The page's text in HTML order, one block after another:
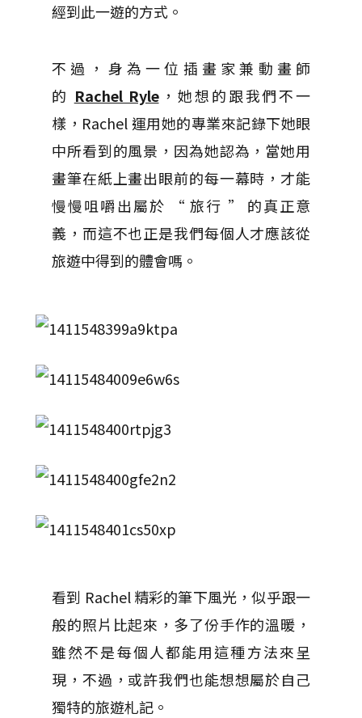
經到此一遊的方式。
不過，身為一位插畫家兼動畫師
的 Rachel Ryle，她想的跟我們不一
樣，Rachel 運用她的專業來記錄下她眼
中所看到的風景，因為她認為，當她用
畫筆在紙上畫出眼前的每一幕時，才能
慢慢咀嚼出屬於 “ 旅行 ” 的真正意
義，而這不也正是我們每個人才應該從
旅遊中得到的體會嗎。
看到 Rachel 精彩的筆下風光，似乎跟一
般的照片比起來，多了份手作的溫暖，
雖然不是每個人都能用這種方法來呈
現，不過，或許我們也能想想屬於自己
獨特的旅遊札記。